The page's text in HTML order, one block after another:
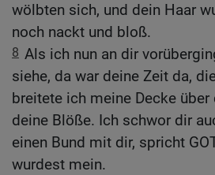
wölbten sich, und dein Haar
noch nackt und bloß.
8 Als ich nun an dir
siehe, da war deine Zeit da,
breitete ich meine Decke
deine Blöße. Ich schwor dir
einen Bund mit dir, spricht
wurdest mein.